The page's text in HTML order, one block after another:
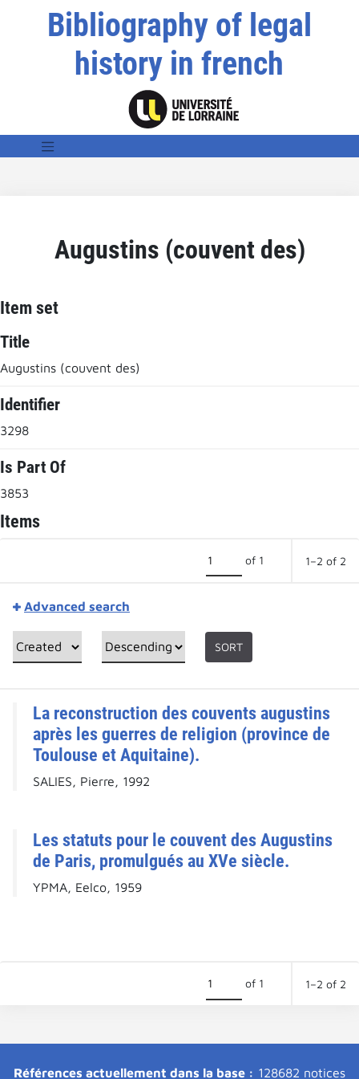
Bibliography of legal
history in french
Augustins (couvent des)
Item set
Title
Augustins (couvent des)
Identifier
3298
Is Part Of
3853
Items
of 1 1–2 of 2
Advanced search
SORT
La reconstruction des couvents augustins
après les guerres de religion (province de
Toulouse et Aquitaine).
SALIES, Pierre, 1992
Les statuts pour le couvent des Augustins
de Paris, promulgués au XVe siècle.
YPMA, Eelco, 1959
of 1 1–2 of 2
Références actuellement dans la base : 128682 notices